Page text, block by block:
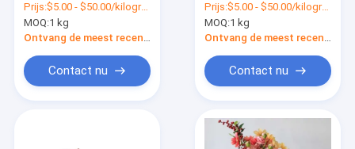
Glass Color voor
glazen tafelgerei
Prijs:$5.00 - $50.00/kilograms
MOQ:1 kg
Contact nu
voor glazen
tafelgerei
Prijs:$5.00 - $50.00/kilograms
MOQ:1 kg
Contact nu